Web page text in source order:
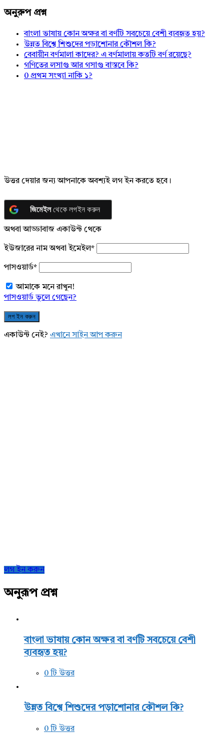
অনুরুপ প্রশ্ন
বাংলা ভাষায় কোন অক্ষর বা বর্ণটি সবচেয়ে বেশী ব্যবহৃত হয়?
উন্নত বিশ্বে শিশুদের পড়াশোনার কৌশল কি?
বেবায়ীন বর্ণমালা কাদের? এ বর্ণমালায় কতটি বর্ণ রয়েছে?
গণিতের লসাগু আর গসাগু বাস্তবে কি?
0 প্রথম সংখ্যা নাকি ১?
উত্তর দেয়ার জন্য আপনাকে অবশ্যই লগ ইন করতে হবে।
জিমেইলথেকে লগইন করুন
অথবা আড্ডাবাজ একাউন্ট থেকে
ইউজারের নাম অথবা ইমেইল*
পাসওয়ার্ড*
আমাকে মনে রাখুন!
পাসওয়ার্ড ভুলে গেছেন?
একাউন্ট নেই? এখানে সাইন আপ করুন
Sidebar
লগ ইন করুন
অনুরূপ প্রশ্ন
বাংলা ভাষায় কোন অক্ষর বা বর্ণটি সবচেয়ে বেশী
ব্যবহৃত হয়?
0 টি উত্তর
উন্নত বিশ্বে শিশুদের পড়াশোনার কৌশল কি?
0 টি উত্তর